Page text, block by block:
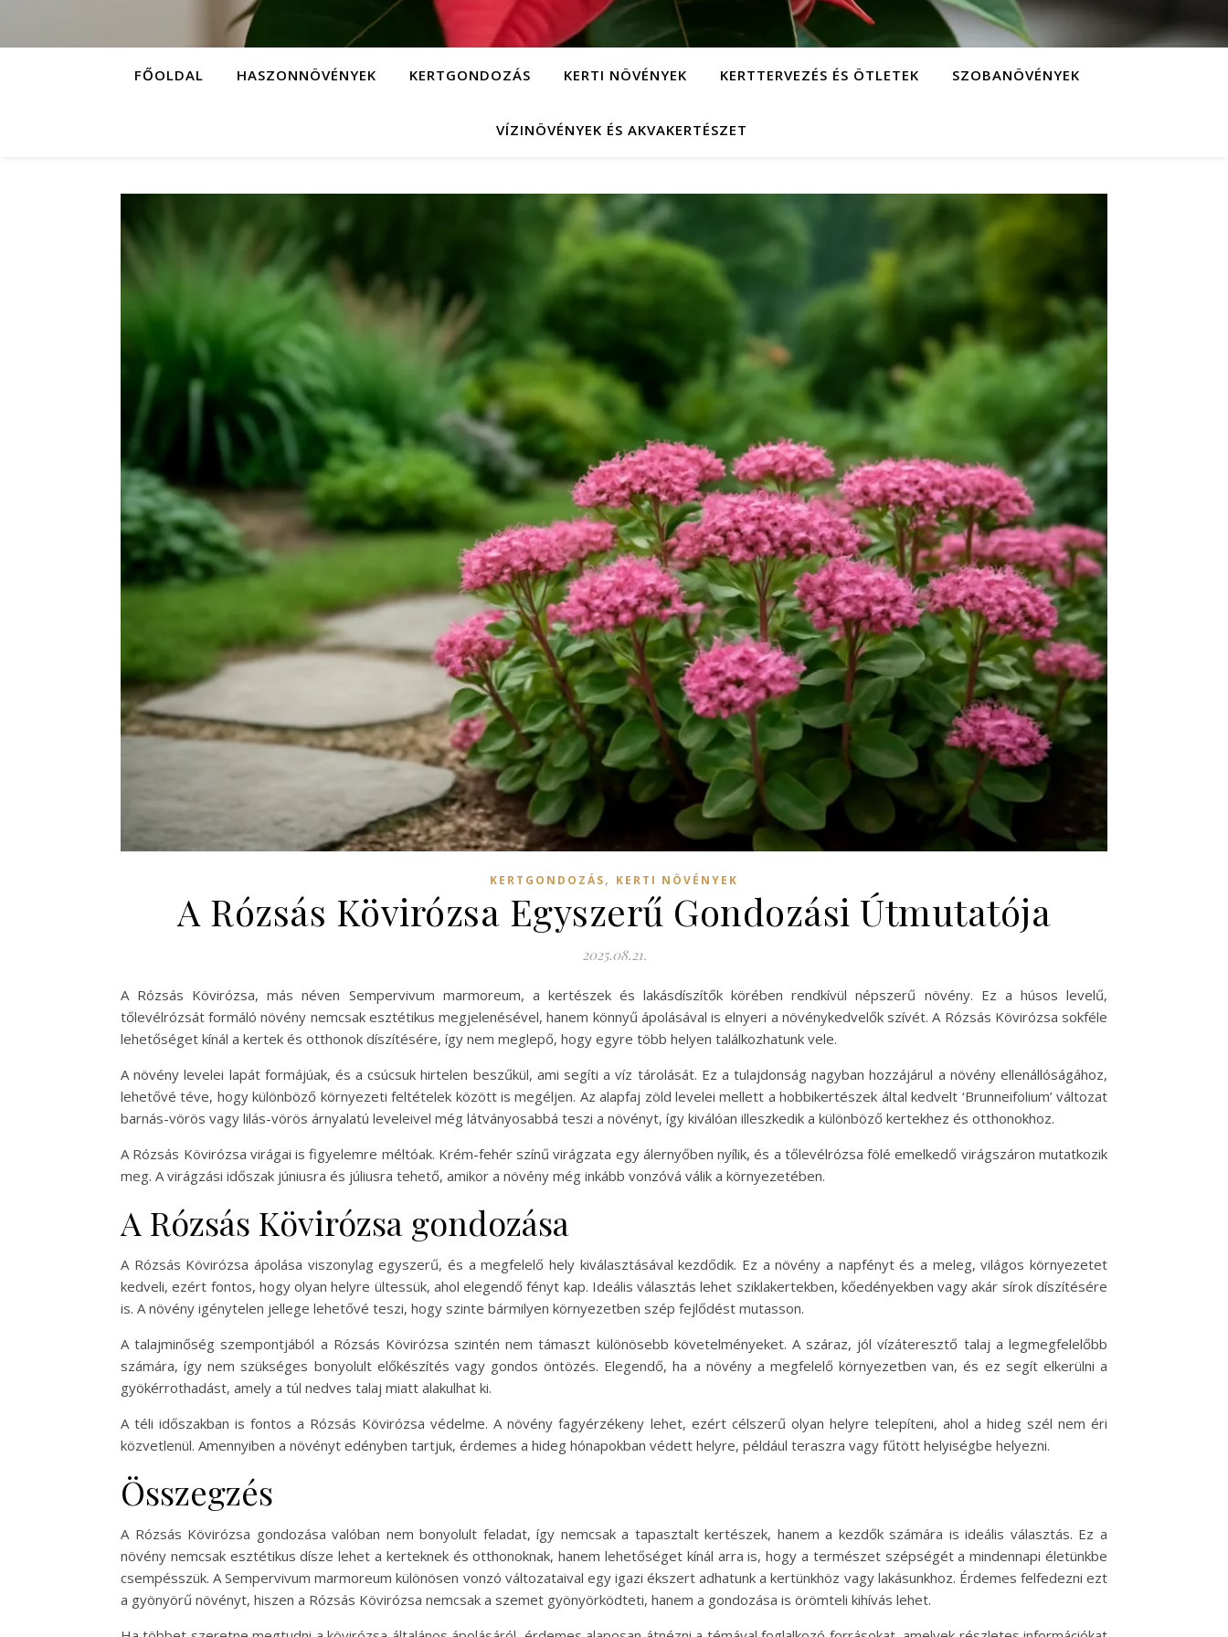
FŐOLDAL HASZONNÖVÉNYEK KERTGONDOZÁS KERTI NÖVÉNYEK KERTTERVEZÉS ÉS ÖTLETEK SZOBANÖVÉNYEK
VÍZINÖVÉNYEK ÉS AKVAKERTÉSZET
KERTGONDOZÁS, KERTI NÖVÉNYEK
A Rózsás Kövirózsa Egyszerű Gondozási Útmutatója
2025.08.21.
A Rózsás Kövirózsa, más néven Sempervivum marmoreum, a kertészek és lakásdíszítők körében rendkívül népszerű növény. Ez a húsos levelű,
tőlevélrózsát formáló növény nemcsak esztétikus megjelenésével, hanem könnyű ápolásával is elnyeri a növénykedvelők szívét. A Rózsás Kövirózsa sokféle
lehetőséget kínál a kertek és otthonok díszítésére, így nem meglepő, hogy egyre több helyen találkozhatunk vele.
A növény levelei lapát formájúak, és a csúcsuk hirtelen beszűkül, ami segíti a víz tárolását. Ez a tulajdonság nagyban hozzájárul a növény ellenállóságához,
lehetővé téve, hogy különböző környezeti feltételek között is megéljen. Az alapfaj zöld levelei mellett a hobbikertészek által kedvelt ‘Brunneifolium’ változat
barnás-vörös vagy lilás-vörös árnyalatú leveleivel még látványosabbá teszi a növényt, így kiválóan illeszkedik a különböző kertekhez és otthonokhoz.
A Rózsás Kövirózsa virágai is figyelemre méltóak. Krém-fehér színű virágzata egy álernyőben nyílik, és a tőlevélrózsa fölé emelkedő virágszáron mutatkozik
meg. A virágzási időszak júniusra és júliusra tehető, amikor a növény még inkább vonzóvá válik a környezetében.
A Rózsás Kövirózsa gondozása
A Rózsás Kövirózsa ápolása viszonylag egyszerű, és a megfelelő hely kiválasztásával kezdődik. Ez a növény a napfényt és a meleg, világos környezetet
kedveli, ezért fontos, hogy olyan helyre ültessük, ahol elegendő fényt kap. Ideális választás lehet sziklakertekben, kőedényekben vagy akár sírok díszítésére
is. A növény igénytelen jellege lehetővé teszi, hogy szinte bármilyen környezetben szép fejlődést mutasson.
A talajminőség szempontjából a Rózsás Kövirózsa szintén nem támaszt különösebb követelményeket. A száraz, jól vízáteresztő talaj a legmegfelelőbb
számára, így nem szükséges bonyolult előkészítés vagy gondos öntözés. Elegendő, ha a növény a megfelelő környezetben van, és ez segít elkerülni a
gyökérrothadást, amely a túl nedves talaj miatt alakulhat ki.
A téli időszakban is fontos a Rózsás Kövirózsa védelme. A növény fagyérzékeny lehet, ezért célszerű olyan helyre telepíteni, ahol a hideg szél nem éri
közvetlenül. Amennyiben a növényt edényben tartjuk, érdemes a hideg hónapokban védett helyre, például teraszra vagy fűtött helyiségbe helyezni.
Összegzés
A Rózsás Kövirózsa gondozása valóban nem bonyolult feladat, így nemcsak a tapasztalt kertészek, hanem a kezdők számára is ideális választás. Ez a
növény nemcsak esztétikus dísze lehet a kerteknek és otthonoknak, hanem lehetőséget kínál arra is, hogy a természet szépségét a mindennapi életünkbe
csempésszük. A Sempervivum marmoreum különösen vonzó változataival egy igazi ékszert adhatunk a kertünkhöz vagy lakásunkhoz. Érdemes felfedezni ezt
a gyönyörű növényt, hiszen a Rózsás Kövirózsa nemcsak a szemet gyönyörködteti, hanem a gondozása is örömteli kihívás lehet.